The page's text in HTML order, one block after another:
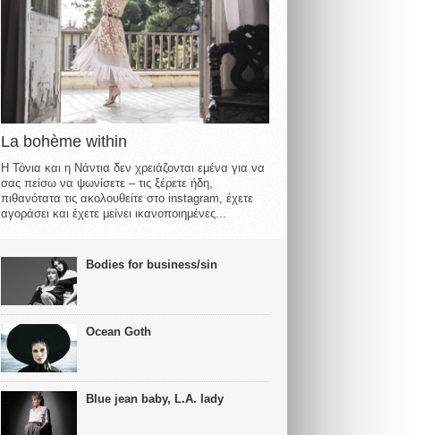
La bohème within
Η Τόνια και η Νάντια δεν χρειάζονται εμένα για να
σας πείσω να ψωνίσετε – τις ξέρετε ήδη,
πιθανότατα τις ακολουθείτε στο instagram, έχετε
αγοράσει και έχετε μείνει ικανοποιημένες...
Bodies for business/sin
Ocean Goth
Blue jean baby, L.A. lady